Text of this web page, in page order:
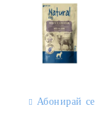
Абонирай се